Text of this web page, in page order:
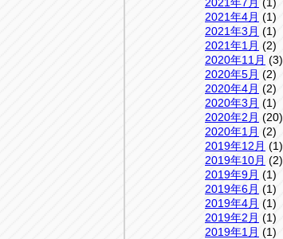
2021年4月 (1)
2021年3月 (1)
2021年1月 (2)
2020年11月 (3)
2020年5月 (2)
2020年4月 (2)
2020年3月 (1)
2020年2月 (20)
2020年1月 (2)
2019年12月 (1)
2019年10月 (2)
2019年9月 (1)
2019年6月 (1)
2019年4月 (1)
2019年2月 (1)
2019年1月 (1)